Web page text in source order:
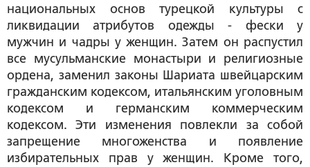
национальных основ турецкой культуры с
ликвидации атрибутов одежды - фески у
мужчин и чадры у женщин. Затем он распустил
все мусульманские монастыри и религиозные
ордена, заменил законы Шариата швейцарским
гражданским кодексом, итальянским уголовным
кодексом и германским коммерческим
кодексом. Эти изменения повлекли за собой
запрещение многоженства и появление
избирательных прав у женщин. Кроме того,